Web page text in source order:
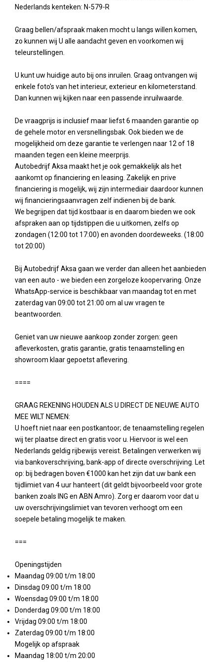
Nederlands kenteken: N-579-R
Graag bellen/afspraak maken mocht u langs willen komen,
zo kunnen wij U alle aandacht geven en voorkomen wij
teleurstellingen.
U kunt uw huidige auto bij ons inruilen. Graag ontvangen wij
enkele foto's van het interieur, exterieur en kilometerstand.
Dan kunnen wij kijken naar een passende inruilwaarde.
De vraagprijs is inclusief maar liefst 6 maanden garantie op
de gehele motor en versnellingsbak. Ook bieden we de
mogelijkheid om deze garantie te verlengen naar 12 of 18
maanden tegen een kleine meerprijs.
Autobedrijf Aksa maakt het je ook gemakkelijk als het
aankomt op financiering en leasing. Zakelijk en prive
financiering is mogelijk, wij zijn intermediair daardoor kunnen
wij financieringsaanvragen zelf indienen bij de bank.
We begrijpen dat tijd kostbaar is en daarom bieden we ook
afspraken aan op tijdstippen die u uitkomen, zelfs op
zondagen (12:00 tot 17:00) en avonden doordeweeks. (18:00
tot 20:00)
Bij Autobedrijf Aksa gaan we verder dan alleen het aanbieden
van een auto - we bieden een zorgeloze koopervaring. Onze
WhatsApp-service is beschikbaar van maandag tot en met
zaterdag van 09:00 tot 21:00 om al uw vragen te
beantwoorden.
Geniet van uw nieuwe aankoop zonder zorgen: geen
afleverkosten, gratis garantie, gratis tenaamstelling en
showroom klaar gepoetst aflevering.
====
GRAAG REKENING HOUDEN ALS U DIRECT DE NIEUWE AUTO
MEE WILT NEMEN:
U hoeft niet naar een postkantoor; de tenaamstelling regelen
wij ter plaatse direct en gratis voor u. Hiervoor is wel een
Nederlands geldig rijbewijs vereist. Betalingen verwerken wij
via bankoverschrijving, bank-app of directe overschrijving. Let
op: bij bedragen boven €1000 kan het zijn dat uw bank een
tijdlimiet van 4 uur hanteert (dit geldt bijvoorbeeld voor grote
banken zoals ING en ABN Amro). Zorg er daarom voor dat u
uw overschrijvingslimiet van tevoren verhoogt om een
soepele betaling mogelijk te maken.
===
Openingstijden
Maandag 09:00 t/m 18:00
Dinsdag 09:00 t/m 18:00
Woensdag 09:00 t/m 18:00
Donderdag 09:00 t/m 18:00
Vrijdag 09:00 t/m 18:00
Zaterdag 09:00 t/m 18:00
Mogelijk op afspraak
Maandag 18:00 t/m 20:00